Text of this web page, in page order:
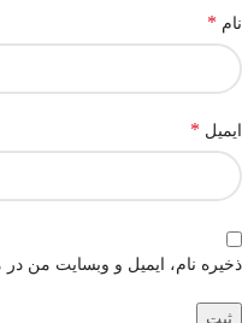
نام *
ایمیل *
ذخیره نام، ایمیل و وبسایت من